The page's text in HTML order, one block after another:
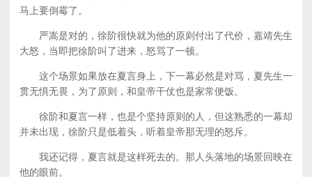
马上要倒霉了。
严嵩是对的，徐阶很快就为他的原则付出了代价，嘉靖先生
大怒，当即把徐阶叫了进来，怒骂了一顿。
这个场景如果放在夏言身上，下一幕必然是对骂，夏先生一
贯无惧无畏，为了原则，和皇帝干仗也是家常便饭。
徐阶和夏言一样，也是个坚持原则的人，但这熟悉的一幕却
并未出现，徐阶只是低着头，听着皇帝那无理的怒斥。
我还记得，夏言就是这样死去的。那人头落地的场景回映在
他的眼前。